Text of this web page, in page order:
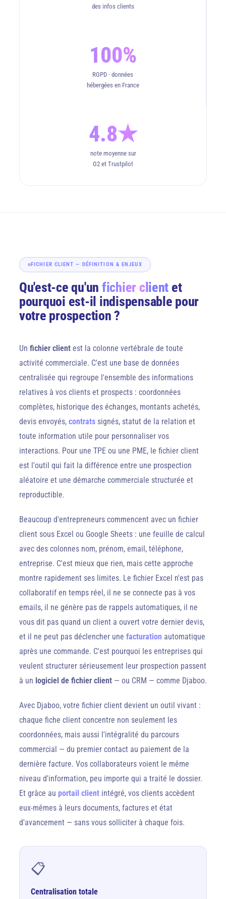
des infos clients
100%
RGPD · données
hébergées en France
4.8★
note moyenne sur
G2 et Trustpilot
FICHIER CLIENT — DÉFINITION & ENJEUX
Qu'est-ce qu'un fichier client et
pourquoi est-il indispensable pour
votre prospection ?
Un fichier client est la colonne vertébrale de toute
activité commerciale. C'est une base de données
centralisée qui regroupe l'ensemble des informations
relatives à vos clients et prospects : coordonnées
complètes, historique des échanges, montants achetés,
devis envoyés, contrats signés, statut de la relation et
toute information utile pour personnaliser vos
interactions. Pour une TPE ou une PME, le fichier client
est l'outil qui fait la différence entre une prospection
aléatoire et une démarche commerciale structurée et
reproductible.
Beaucoup d'entrepreneurs commencent avec un fichier
client sous Excel ou Google Sheets : une feuille de calcul
avec des colonnes nom, prénom, email, téléphone,
entreprise. C'est mieux que rien, mais cette approche
montre rapidement ses limites. Le fichier Excel n'est pas
collaboratif en temps réel, il ne se connecte pas à vos
emails, il ne génère pas de rappels automatiques, il ne
vous dit pas quand un client a ouvert votre dernier devis,
et il ne peut pas déclencher une facturation automatique
après une commande. C'est pourquoi les entreprises qui
veulent structurer sérieusement leur prospection passent
à un logiciel de fichier client — ou CRM — comme Djaboo.
Avec Djaboo, votre fichier client devient un outil vivant :
chaque fiche client concentre non seulement les
coordonnées, mais aussi l'intégralité du parcours
commercial — du premier contact au paiement de la
dernière facture. Vos collaborateurs voient le même
niveau d'information, peu importe qui a traité le dossier.
Et grâce au portail client intégré, vos clients accèdent
eux-mêmes à leurs documents, factures et état
d'avancement — sans vous solliciter à chaque fois.
📋
Centralisation totale